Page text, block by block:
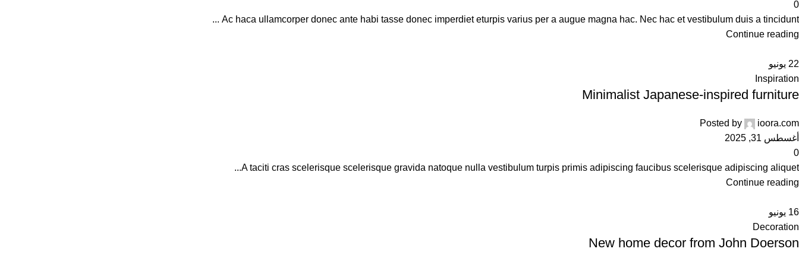
0
Ac haca ullamcorper donec ante habi tasse donec imperdiet eturpis varius per a augue magna hac. Nec hac et vestibulum duis a tincidunt ...
Continue reading
22 يونيو
Inspiration
Minimalist Japanese-inspired furniture
Posted by
ioora.com
أغسطس 31, 2025
0
A taciti cras scelerisque scelerisque gravida natoque nulla vestibulum turpis primis adipiscing faucibus scelerisque adipiscing aliquet...
Continue reading
16 يونيو
Decoration
New home decor from John Doerson